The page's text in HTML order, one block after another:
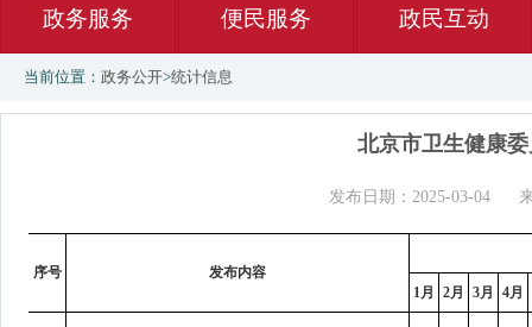
政务服务 便民服务 政民互动
当前位置： 政务公开>统计信息
北京市卫生健康
发布日期：2025-03-04
序号
发布内容
1月
2月 3月 4月